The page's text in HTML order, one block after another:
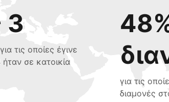
3
τις οποίες έγινε
σε κατοικία
για τις
διαμονές